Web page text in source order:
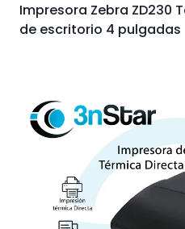
Impresora Zebra ZD230
de escritorio 4 pulgadas